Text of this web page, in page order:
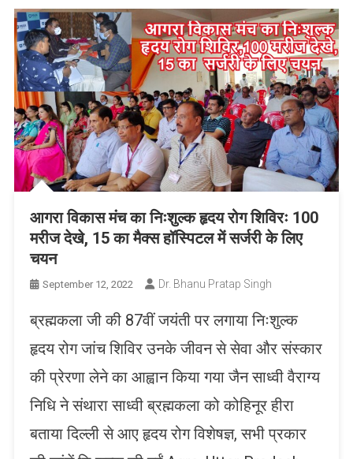
आगरा विकास मंच का निःशुल्क हृदय रोग शिविरः 100
मरीज देखे, 15 का मैक्स हॉस्पिटल में सर्जरी के लिए
चयन
September 12, 2022 Dr. Bhanu Pratap Singh
ब्रह्मकला जी की 87वीं जयंती पर लगाया निःशुल्क
हृदय रोग जांच शिविर उनके जीवन से सेवा और संस्कार
की प्रेरणा लेने का आह्वान किया गया जैन साध्वी वैराग्य
निधि ने संथारा साध्वी ब्रह्मकला को कोहिनूर हीरा
बताया दिल्ली से आए हृदय रोग विशेषज्ञ, सभी प्रकार